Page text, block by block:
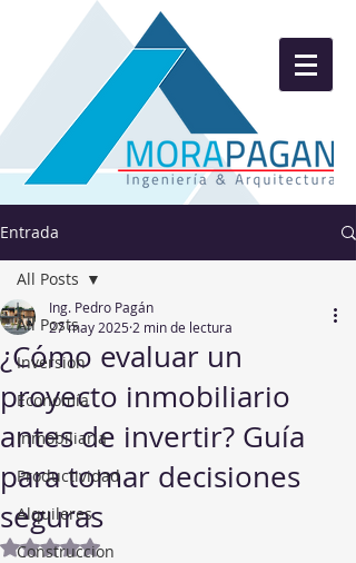
Entrada
All Posts
Inversion
Economía
Inmobiliaria
Productividad
Alquileres
Construccion
All Posts
¿Cómo evaluar un
proyecto inmobiliario
antes de invertir? Guía
para tomar decisiones
seguras
Ing. Pedro Pagán
27 may 2025 2 min de lectura
Obtuvo NaN de 5 estrellas.